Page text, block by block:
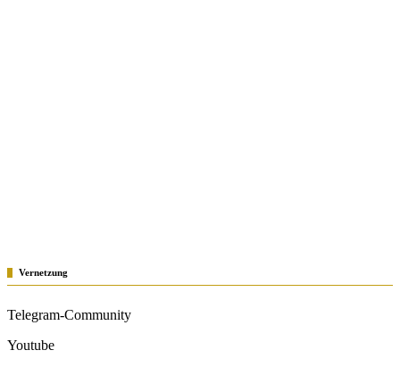
Vernetzung
Telegram-Community
Youtube